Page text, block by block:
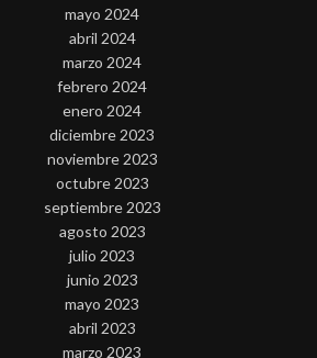
mayo 2024
abril 2024
marzo 2024
febrero 2024
enero 2024
diciembre 2023
noviembre 2023
octubre 2023
septiembre 2023
agosto 2023
julio 2023
junio 2023
mayo 2023
abril 2023
marzo 2023